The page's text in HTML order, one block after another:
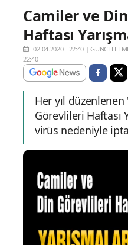
Camiler ve
Haftası
02.04.2020 - 22:40 |
22:40
Her yıl
Görevlileri Haftası
virüs nedeniyle